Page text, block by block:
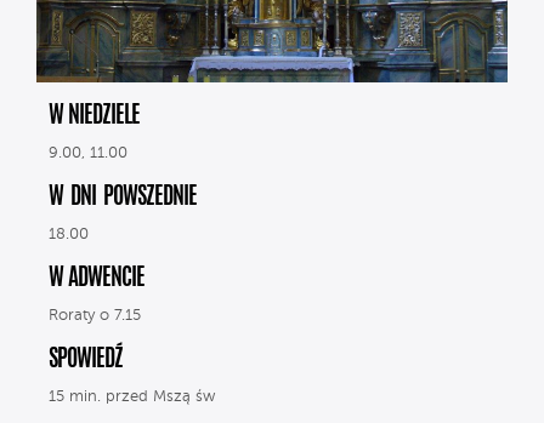
W NIEDZIELE
9.00, 11.00
W DNI POWSZEDNIE
18.00
W ADWENCIE
Roraty o 7.15
SPOWIEDŹ
15 min. przed Mszą św